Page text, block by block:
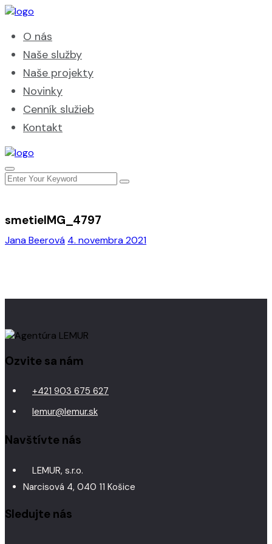
O nás
Naše služby
Naše projekty
Novinky
Cenník služieb
Kontakt
Jana Beerová 4. novembra 2021
smetieIMG_4797
Ozvite sa nám
+421 903 675 627
lemur@lemur.sk
Navštívte nás
LEMUR, s.r.o.
Narcisová 4, 040 11 Košice
Sledujte nás